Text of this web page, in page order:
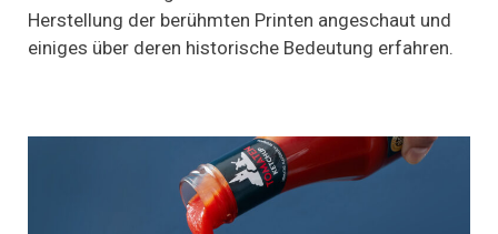
und
Kaiser:
Aachener
Herstellung der berühmten Printen angeschaut und
einiges über deren historische Bedeutung erfahren.